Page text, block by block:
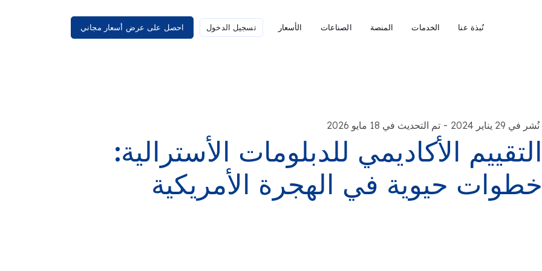
نُبذة عنا الخدمات المنصة الصناعات الأسعار تسجيل الدخول احصل على عرض أسعار مجاني
نُشر في 29 يناير 2024 - تم التحديث في 18 مايو 2026
التقييم الأكاديمي للدبلومات الأسترالية:
خطوات حيوية في الهجرة الأمريكية